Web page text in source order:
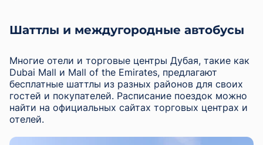
Шаттлы и междугородные автобусы
Многие отели и торговые центры Дубая, такие как
Dubai Mall и Mall of the Emirates, предлагают
бесплатные шаттлы из разных районов для своих
гостей и покупателей. Расписание поездок можно
найти на официальных сайтах торговых центрах и
отелей.